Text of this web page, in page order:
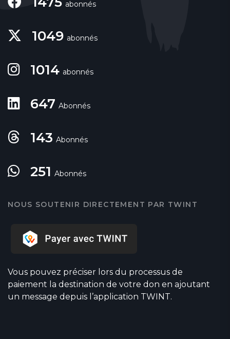
abonnés
1049 abonnés
1014 abonnés
647 Abonnés
143 Abonnés
251 Abonnés
NOUS SOUTENIR DIRECTEMENT PAR TWINT
Vous pouvez préciser lors du processus de
paiement la destination de votre don en ajoutant
un message depuis l’application TWINT.